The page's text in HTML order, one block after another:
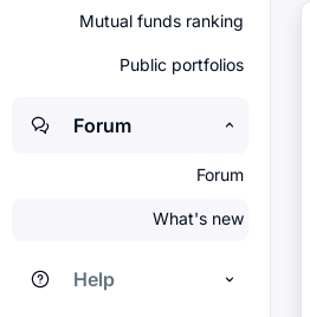
Mutual funds ranking
Public portfolios
Forum
Forum
What's new
Help